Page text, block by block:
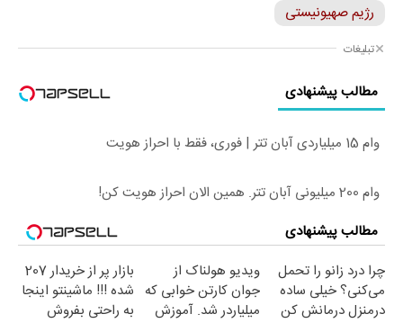
رژیم صهیونیستی
تبلیغات
مطالب پیشنهادی
وام 15 میلیاردی آبان تتر | فوری، فقط با احراز هویت
وام 200 میلیونی آبان تتر. همین الان احراز هویت کن!
مطالب پیشنهادی
چرا درد زانو را تحمل
می‌کنی؟ خیلی ساده
درمنزل درمانش کن
ویدیو هولناک از
جوان کارتن خوابی که
میلیاردر شد. آموزش
بازار پر از خریدار 207
شده !!! ماشینتو اینجا
به راحتی بفروش